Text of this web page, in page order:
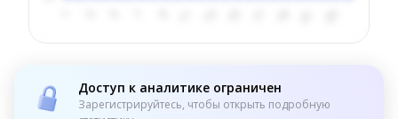
Доступ к аналитике ограничен
Зарегистрируйтесь, чтобы открыть подробную